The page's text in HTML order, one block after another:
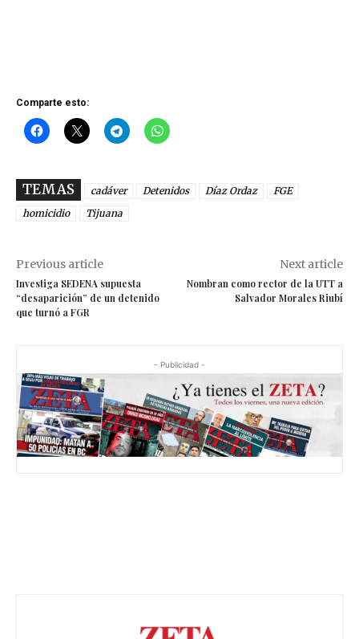
Comparte esto:
TEMAS cadáver Detenidos Díaz Ordaz
FGE
homicidio
Tijuana
Previous article
Investiga SEDENA supuesta
“desaparición” de un detenido
que turnó a FGR
Next article
Nombran como rector de la UTT a
Salvador Morales Riubí
- Publicidad -